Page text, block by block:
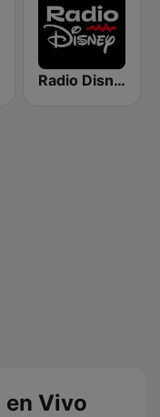
Radio Disney Peru
en Vivo